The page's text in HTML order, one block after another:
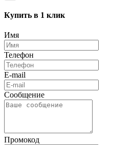
Купить в 1 клик
Имя
Телефон
E-mail
Сообщение
Промокод